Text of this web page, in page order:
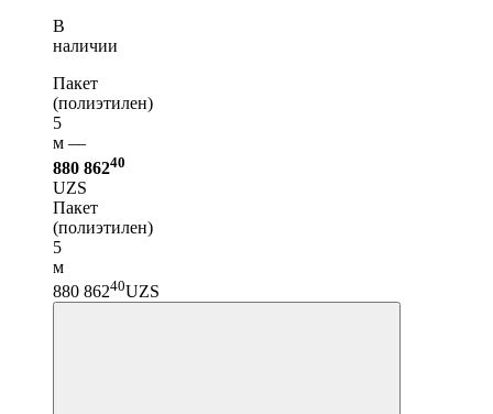
В
наличии
Пакет
(полиэтилен)
5
м —
880 86240
UZS
Пакет
(полиэтилен)
5
м
880 86240UZS